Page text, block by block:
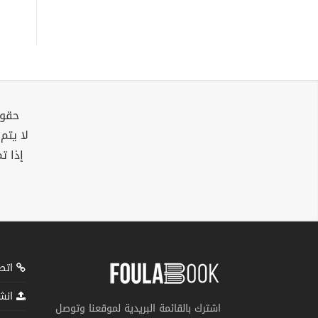
لا
إذا
اشترك بالقائمة البريدية لموقعنا وتوصل